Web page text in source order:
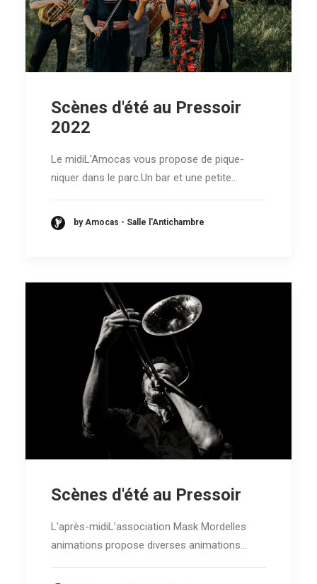
Scènes d'été au Pressoir
2022
Le midiL'Amocas vous propose de pique-
niquer dans le parc.Un bar et une petite…
by Amocas - Salle l'Antichambre
Scènes d'été au Pressoir
L'après-midiL’association Mask Mordelles
animations propose diverses animations…